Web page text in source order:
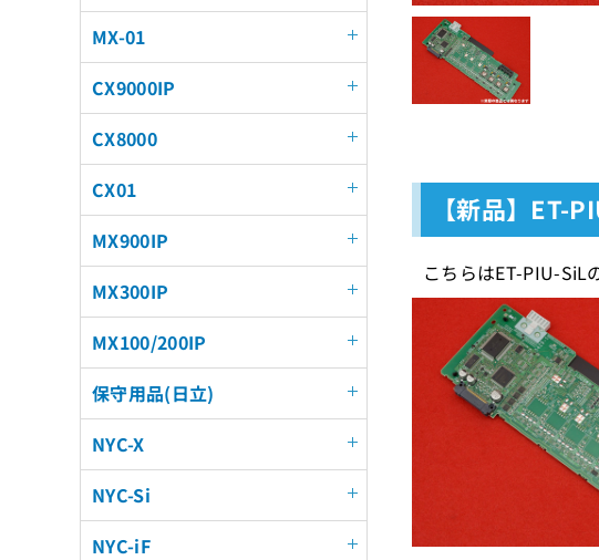
【新品】ET-
こちらはET-PIU-
MX-01
CX9000IP
CX8000
CX01
MX900IP
MX300IP
MX100/200IP
保守用品(日立)
NYC-X
NYC-Si
NYC-iF